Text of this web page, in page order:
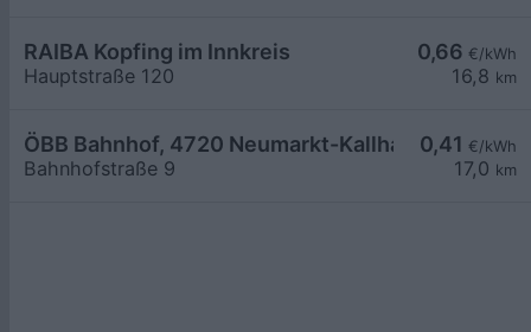
0,66 €/kWh
16,8 km
RAIBA Kopfing im Innkreis
Hauptstraße 120
0,41 €/kWh
17,0 km
ÖBB Bahnhof, 4720 Neumarkt-Kallham
Bahnhofstraße 9